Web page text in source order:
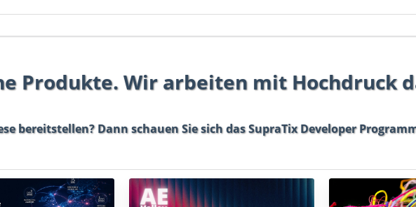
Produkte. Wir arbeiten mit Hochdruck
bereitstellen? Dann schauen Sie sich dasSupraTix Developer